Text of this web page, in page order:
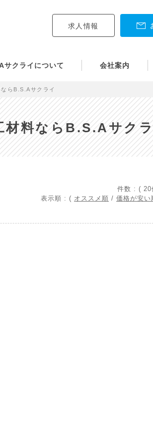
求人情報
サクライについて 会社案内
らB.S.Aサクライ
材料ならB.S.Aサク
件数 : ( 20
表示順 : ( オススメ順 / 価格が安い